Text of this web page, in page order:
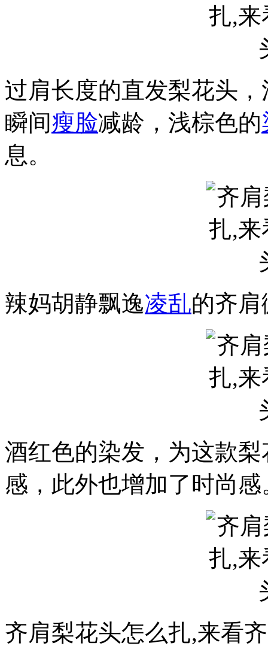
过肩长度的直发梨花头
瞬间瘦脸减龄，浅棕色的
息。
辣妈胡静飘逸凌乱的齐肩
酒红色的染发，为这款
感，此外也增加了时尚感
齐肩梨花头怎么扎,来看